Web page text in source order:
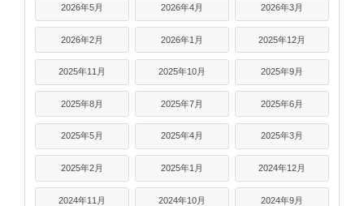
2026年5月 2026年4月 2026年3月
2026年2月 2026年1月 2025年12月
2025年11月 2025年10月 2025年9月
2025年8月 2025年7月 2025年6月
2025年5月 2025年4月 2025年3月
2025年2月 2025年1月 2024年12月
2024年11月 2024年10月 2024年9月